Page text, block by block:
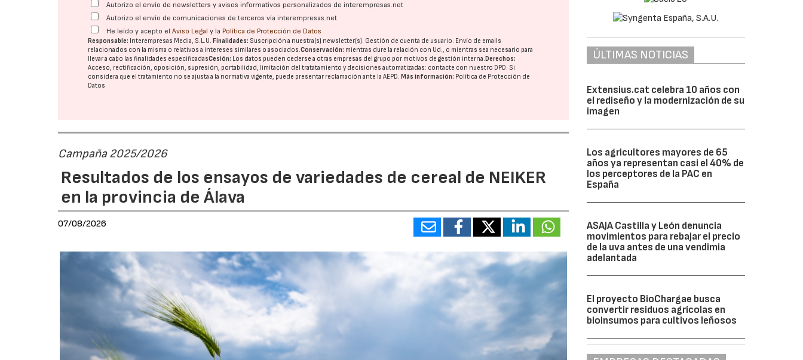
Autorizo el envío de newsletters y avisos informativos personalizados de interempresas.net
Autorizo el envío de comunicaciones de terceros vía interempresas.net
He leído y acepto elAviso Legal y la Política de Protección de Datos
Responsable: Interempresas Media, S.L.U. Finalidades: Suscripción a nuestra(s) newsletter(s). Gestión de cuenta de usuario. Envío de emails
relacionados con la misma o relativos a intereses similares o asociados.Conservación: mientras dure la relación con Ud., o mientras sea necesario para
llevar a cabo las finalidades especificadasCesión: Los datos pueden cederse a otras empresas del grupo por motivos de gestión interna. Derechos:
Acceso, rectificación, oposición, supresión, portabilidad, limitación del tratatamiento y decisiones automatizadas: contacte con nuestro DPD. Si
considera que el tratamiento no se ajusta a la normativa vigente, puede presentar reclamación ante laAEPD. Más información: Política de Protección de
Datos
Campaña 2025/2026
Resultados de los ensayos de variedades de cereal de NEIKER
en la provincia de Álava
07/08/2026
ÚLTIMAS NOTICIAS
Extensius.cat celebra 10 años con
el rediseño y la modernización de su
imagen
Los agricultores mayores de 65
años ya representan casi el 40% de
los perceptores de la PAC en
España
ASAJA Castilla y León denuncia
movimientos para rebajar el precio
de la uva antes de una vendimia
adelantada
El proyecto BioChargae busca
convertir residuos agrícolas en
bioinsumos para cultivos leñosos